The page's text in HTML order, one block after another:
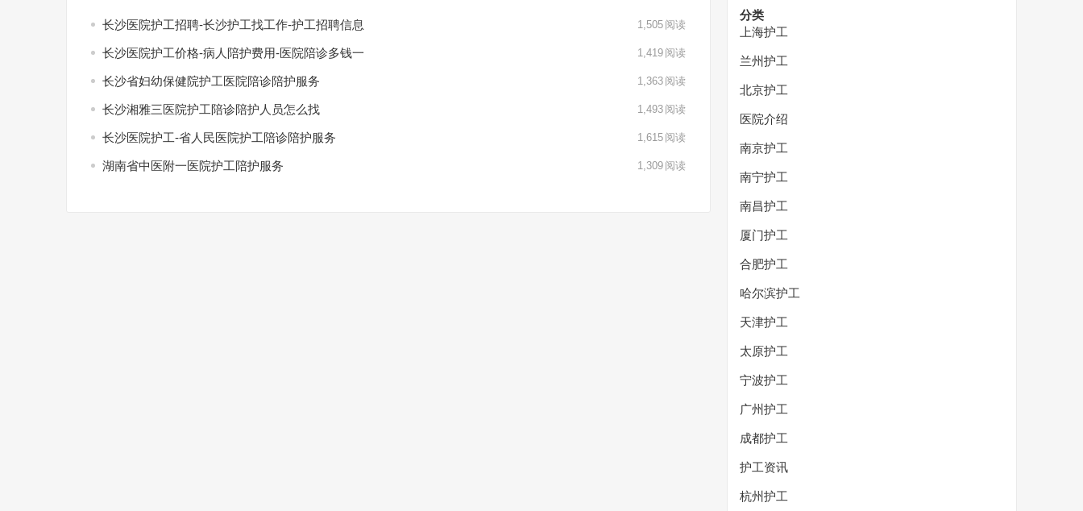
长沙医院护工招聘-长沙护工找工作-护工招聘信息 1,505 阅读
长沙医院护工价格-病人陪护费用-医院陪诊多钱一 1,419 阅读
长沙省妇幼保健院护工医院陪诊陪护服务 1,363 阅读
长沙湘雅三医院护工陪诊陪护人员怎么找 1,493 阅读
长沙医院护工-省人民医院护工陪诊陪护服务 1,615 阅读
湖南省中医附一医院护工陪护服务 1,309 阅读
分类
上海护工
兰州护工
北京护工
医院介绍
南京护工
南宁护工
南昌护工
厦门护工
合肥护工
哈尔滨护工
天津护工
太原护工
宁波护工
广州护工
成都护工
护工资讯
杭州护工